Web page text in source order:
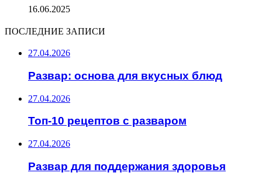
16.06.2025
ПОСЛЕДНИЕ ЗАПИСИ
27.04.2026
Развар: основа для вкусных блюд
27.04.2026
Топ-10 рецептов с разваром
27.04.2026
Развар для поддержания здоровья